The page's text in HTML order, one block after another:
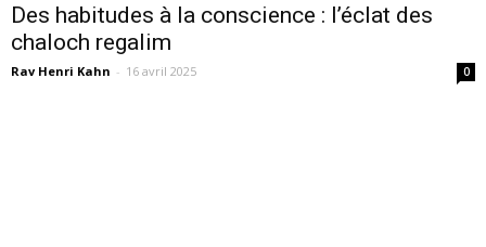
Des habitudes à la conscience : l’éclat des
chaloch regalim
Rav Henri Kahn - 16 avril 2025 0